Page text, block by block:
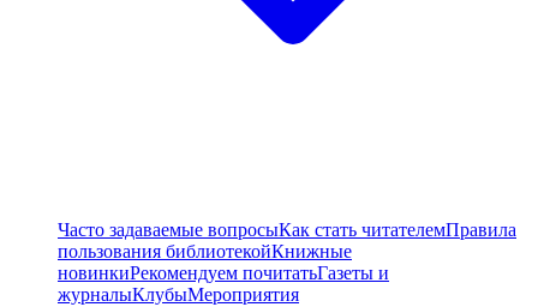
Часто задаваемые вопросыКак стать читателемПравила
пользования библиотекойКнижные
новинкиРекомендуем почитатьГазеты и
журналыКлубыМероприятия